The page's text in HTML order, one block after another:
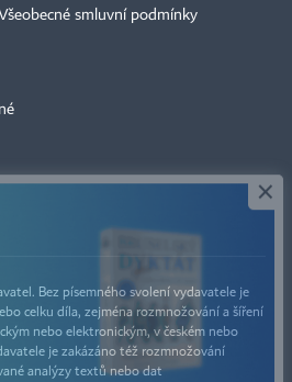
smluvní podmínky
Bez písemného svolení vydavatele je
celku díla, zejména rozmnožování a šíření
nebo elektronickým, v českém nebo
je zakázáno též rozmnožování
analýzy textů nebo dat